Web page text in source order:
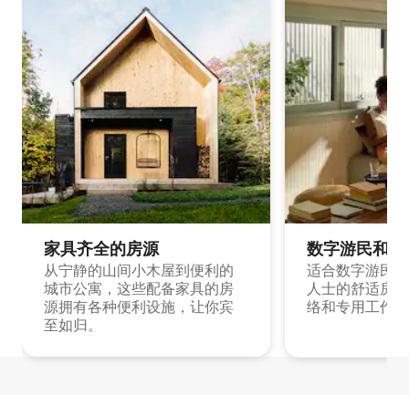
家具齐全的房源
从宁静的山间小木屋到便利的
城市公寓，这些配备家具的房
源拥有各种便利设施，让你宾
至如归。
数字游民和
适合数字游民
人士的舒适房
络和专用工作